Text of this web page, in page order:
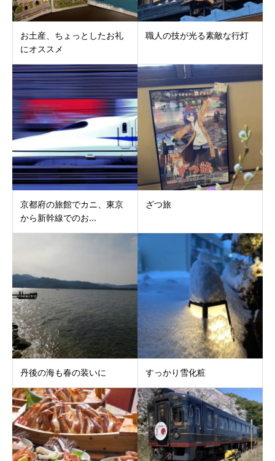
お土産、ちょっとしたお礼
にオススメ
職人の技が光る素敵な行灯
京都府の旅館でカニ、東京
から新幹線でのお...
ざつ旅
丹後の海も春の装いに すっかり雪化粧